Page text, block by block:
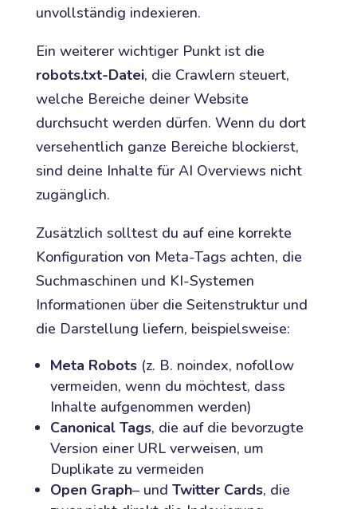
unvollständig indexieren.
Ein weiterer wichtiger Punkt ist die
robots.txt-Datei, die Crawlern steuert,
welche Bereiche deiner Website
durchsucht werden dürfen. Wenn du dort
versehentlich ganze Bereiche blockierst,
sind deine Inhalte für AI Overviews nicht
zugänglich.
Zusätzlich solltest du auf eine korrekte
Konfiguration von Meta-Tags achten, die
Suchmaschinen und KI-Systemen
Informationen über die Seitenstruktur und
die Darstellung liefern, beispielsweise:
Meta Robots(z. B. noindex, nofollow
vermeiden, wenn du möchtest, dass
Inhalte aufgenommen werden)
Canonical Tags, die auf die bevorzugte
Version einer URL verweisen, um
Duplikate zu vermeiden
Open Graph– und Twitter Cards, die